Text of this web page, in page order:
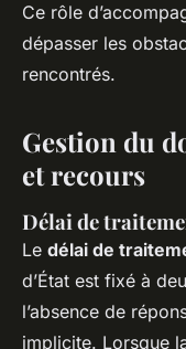
Ce rôle
dépasser les
rencontrés.
Gestion du
et recours
Délai de
Le délai de
d’État est fixé à
l’absence de
implicite. Lorsque